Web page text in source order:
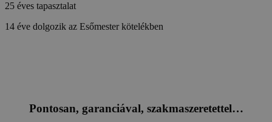
25 éves tapasztalat
14 éve dolgozik az Esőmester kötelékben
Pontosan, garanciával, szakmaszeretettel…